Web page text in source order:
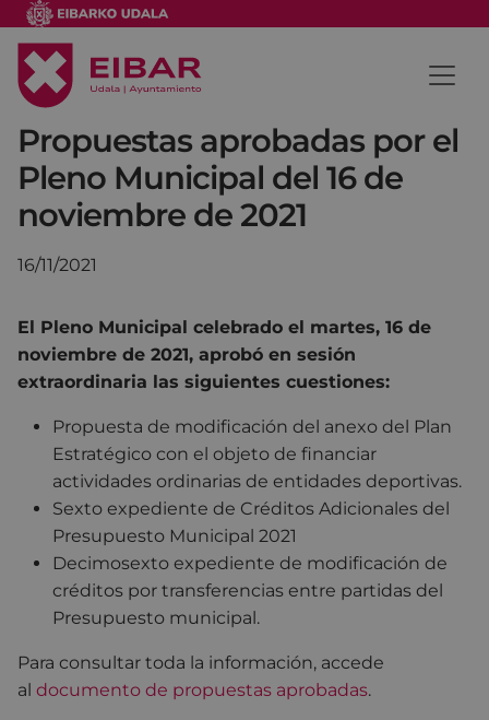
Propuestas aprobadas por el
Pleno Municipal del 16 de
noviembre de 2021
16/11/2021
El Pleno Municipal celebrado el martes, 16 de
noviembre de 2021, aprobó en sesión
extraordinaria las siguientes cuestiones:
Propuesta de modificación del anexo del Plan
Estratégico con el objeto de financiar
actividades ordinarias de entidades deportivas.
Sexto expediente de Créditos Adicionales del
Presupuesto Municipal 2021
Decimosexto expediente de modificación de
créditos por transferencias entre partidas del
Presupuesto municipal.
Para consultar toda la información, accede
al documento de propuestas aprobadas.